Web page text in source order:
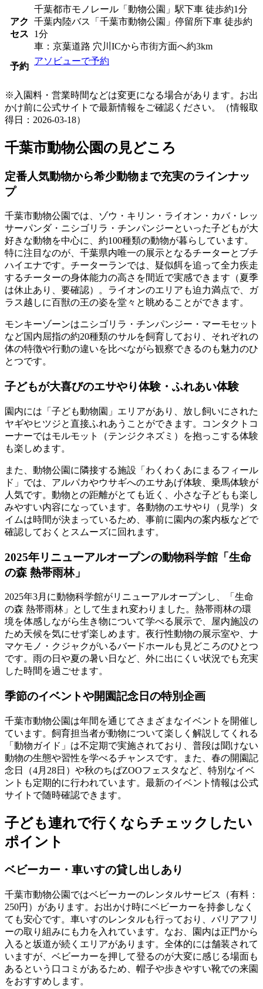
アク
セス
千葉都市モノレール「動物公園」駅下車 徒歩約1分
千葉内陸バス「千葉市動物公園」停留所下車 徒歩約
1分
車：京葉道路 穴川ICから市街方面へ約3km
予約
アソビューで予約
※入園料・営業時間などは変更になる場合があります。お出
かけ前に公式サイトで最新情報をご確認ください。（情報取
得日：2026-03-18）
千葉市動物公園の見どころ
定番人気動物から希少動物まで充実のラインナッ
プ
千葉市動物公園では、ゾウ・キリン・ライオン・カバ・レッ
サーパンダ・ニシゴリラ・チンパンジーといった子どもが大
好きな動物を中心に、約100種類の動物が暮らしています。
特に注目なのが、 千葉県内唯一の展示となるチーターとブチ
ハイエナです。チーターランでは、疑似餌を追って全力疾走
するチーターの身体能力の高さを間近で実感できます（夏季
は休止あり、要確認）。ライオンのエリアも迫力満点で、ガ
ラス越しに百獣の王の姿を堂々と眺めることができます。
モンキーゾーンはニシゴリラ・チンパンジー・マーモセット
など国内屈指の約20種類のサルを飼育しており、それぞれの
体の特徴や行動の違いを比べながら観察できるのも魅力のひ
とつです。
子どもが大喜びのエサやり体験・ふれあい体験
園内には「子ども動物園」エリアがあり、放し飼いにされた
ヤギやヒツジと直接ふれあうことができます。コンタクトコ
ーナーではモルモット（テンジクネズミ）を抱っこする体験
も楽しめます。
また、動物公園に隣接する施設「わくわくあにまるフィール
ド」では、 アルパカやウサギへのエサあげ体験、乗馬体験が
人気です。動物との距離がとても近く、小さな子どもも楽し
みやすい内容になっています。各動物のエサやり（見学）タ
イムは時間が決まっているため、事前に園内の案内板などで
確認しておくとスムーズに回れます。
2025年リニューアルオープンの動物科学館「生命
の森 熱帯雨林」
2025年3月に動物科学館がリニューアルオープンし、「生命
の森 熱帯雨林」として生まれ変わりました。熱帯雨林の環
境を体感しながら生き物について学べる展示で、屋内施設の
ため天候を気にせず楽しめます。夜行性動物の展示室や、ナ
マケモノ・クジャクがいるバードホールも見どころのひとつ
です。雨の日や夏の暑い日など、外に出にくい状況でも充実
した時間を過ごせます。
季節のイベントや開園記念日の特別企画
千葉市動物公園は年間を通じてさまざまなイベントを開催し
ています。飼育担当者が動物について楽しく解説してくれる
「動物ガイド」は不定期で実施されており、普段は聞けない
動物の生態や習性を学べるチャンスです。また、春の開園記
念日（4月28日）や秋のちばZOOフェスタなど、特別なイベ
ントも定期的に行われています。最新のイベント情報は公式
サイトで随時確認できます。
子ども連れで行くならチェックしたい
ポイント
ベビーカー・車いすの貸し出しあり
千葉市動物公園ではベビーカーのレンタルサービス（有料：
250円） があります。お出かけ時にベビーカーを持参しなく
ても安心です。車いすのレンタルも行っており、バリアフリ
ーの取り組みにも力を入れています。なお、園内は正門から
入ると坂道が続くエリアがあります。全体的には舗装されて
いますが、ベビーカーを押して登るのが大変に感じる場面も
あるという口コミがあるため、帽子や歩きやすい靴での来園
をおすすめします。